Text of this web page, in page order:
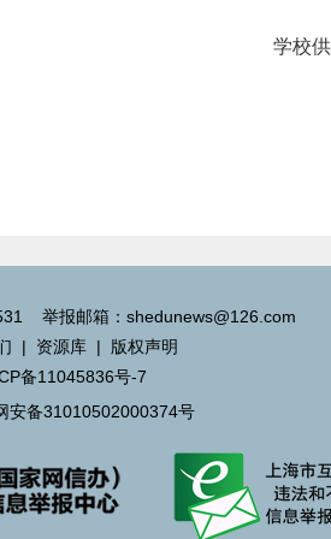
学校
举报邮箱：shedunews@126.com
| 资源库 | 版权声明
备11045836号-7
安备31010502000374号